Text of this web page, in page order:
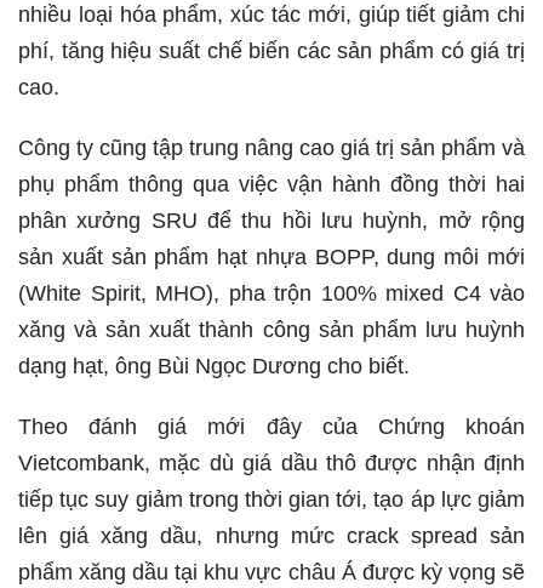
nhiều loại hóa phẩm, xúc tác mới, giúp tiết giảm chi
phí, tăng hiệu suất chế biến các sản phẩm có giá trị
cao.
Công ty cũng tập trung nâng cao giá trị sản phẩm và
phụ phẩm thông qua việc vận hành đồng thời hai
phân xưởng SRU để thu hồi lưu huỳnh, mở rộng
sản xuất sản phẩm hạt nhựa BOPP, dung môi mới
(White Spirit, MHO), pha trộn 100% mixed C4 vào
xăng và sản xuất thành công sản phẩm lưu huỳnh
dạng hạt, ông Bùi Ngọc Dương cho biết.
Theo đánh giá mới đây của Chứng khoán
Vietcombank, mặc dù giá dầu thô được nhận định
tiếp tục suy giảm trong thời gian tới, tạo áp lực giảm
lên giá xăng dầu, nhưng mức crack spread sản
phẩm xăng dầu tại khu vực châu Á được kỳ vọng sẽ